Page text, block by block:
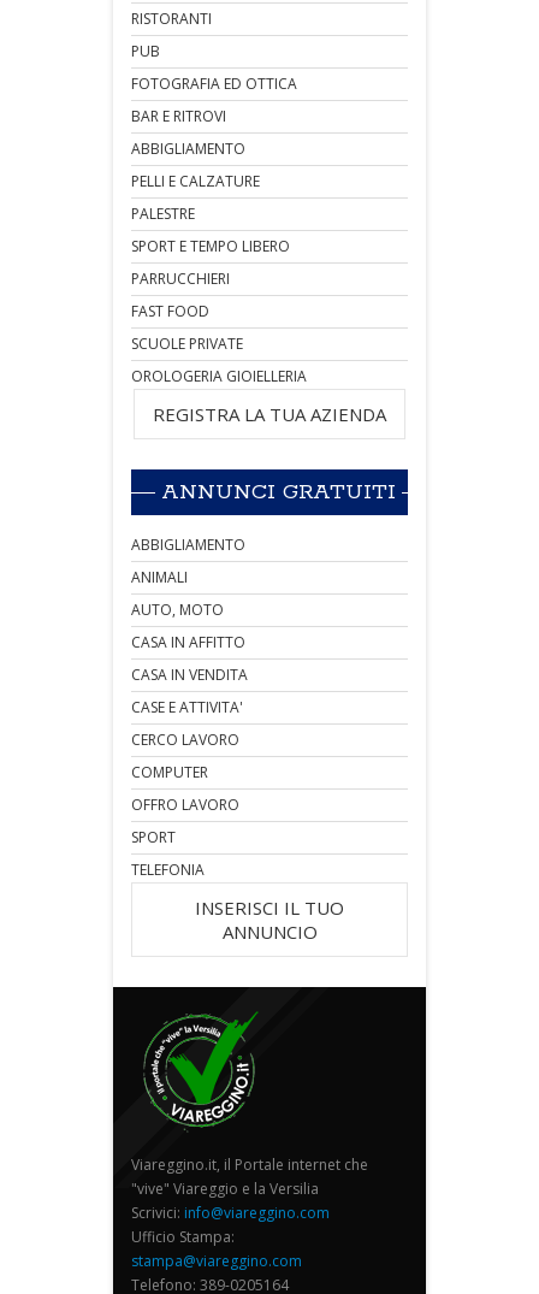
RISTORANTI
PUB
FOTOGRAFIA ED OTTICA
BAR E RITROVI
ABBIGLIAMENTO
PELLI E CALZATURE
PALESTRE
SPORT E TEMPO LIBERO
PARRUCCHIERI
FAST FOOD
SCUOLE PRIVATE
OROLOGERIA GIOIELLERIA
REGISTRA LA TUA AZIENDA
ANNUNCI GRATUITI
ABBIGLIAMENTO
ANIMALI
AUTO, MOTO
CASA IN AFFITTO
CASA IN VENDITA
CASE E ATTIVITA'
CERCO LAVORO
COMPUTER
OFFRO LAVORO
SPORT
TELEFONIA
INSERISCI IL TUO
ANNUNCIO
Viareggino.it, il Portale internet che
"vive" Viareggio e la Versilia
Scrivici: info@viareggino.com
Ufficio Stampa:
stampa@viareggino.com
Telefono: 389-0205164